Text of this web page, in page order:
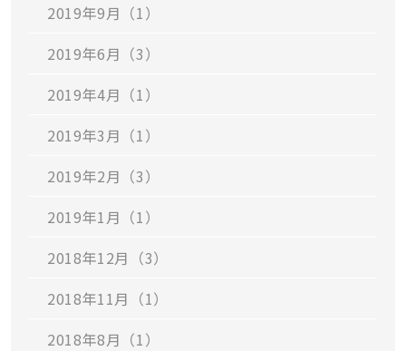
2019年9月（1）
2019年6月（3）
2019年4月（1）
2019年3月（1）
2019年2月（3）
2019年1月（1）
2018年12月（3）
2018年11月（1）
2018年8月（1）